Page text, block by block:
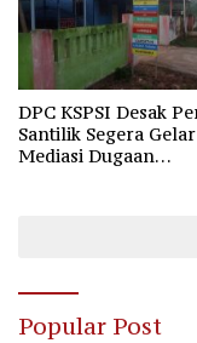
DPC KSPSI Desak
Santilik Segera Gelar
Mediasi Dugaan
Popular Post